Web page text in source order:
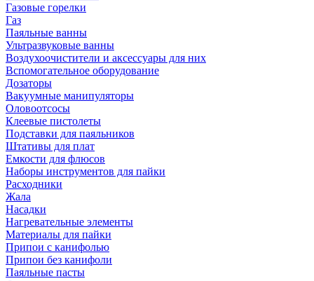
Газовые горелки
Газ
Паяльные ванны
Ультразвуковые ванны
Воздухоочистители и аксессуары для них
Вспомогательное оборудование
Дозаторы
Вакуумные манипуляторы
Оловоотсосы
Клеевые пистолеты
Подставки для паяльников
Штативы для плат
Емкости для флюсов
Наборы инструментов для пайки
Расходники
Жала
Насадки
Нагревательные элементы
Материалы для пайки
Припои с канифолью
Припои без канифоли
Паяльные пасты